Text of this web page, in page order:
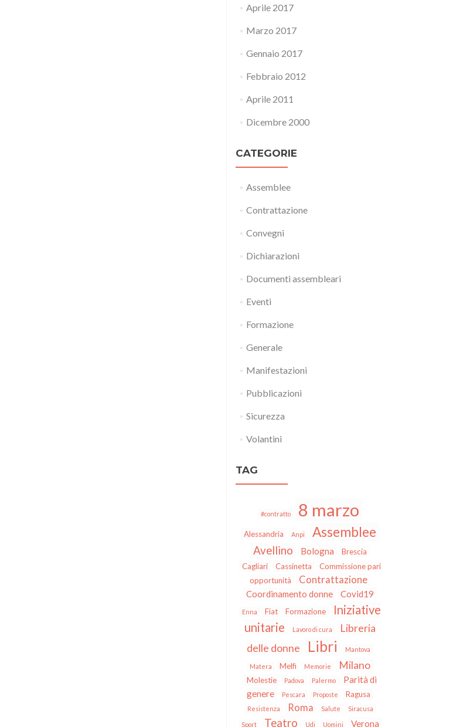
Aprile 2017
Marzo 2017
Gennaio 2017
Febbraio 2012
Aprile 2011
Dicembre 2000
CATEGORIE
Assemblee
Contrattazione
Convegni
Dichiarazioni
Documenti assembleari
Eventi
Formazione
Generale
Manifestazioni
Pubblicazioni
Sicurezza
Volantini
TAG
#contratto 8 marzo
Alessandria Anpi Assemblee
Avellino Bologna
Brescia
Cagliari
Cassinetta
Commissione pari
opportunità
Contrattazione
Coordinamento donne Covid19
Enna Fiat Formazione
Iniziative
unitarie
Lavoro di cura
Libreria
delle donne
Libri Mantova
Matera Melfi Memorie Milano
Molestie Padova Palermo
Parità di
genere
Pescara Proposte Ragusa
Resistenza Roma Salute Siracusa
Sport Teatro Udi Uomini Verona